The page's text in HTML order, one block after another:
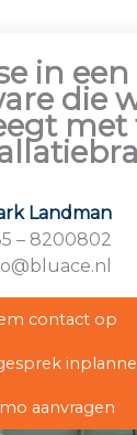
in een
die
met
Landman
– 8200802
contact op
aanvragen